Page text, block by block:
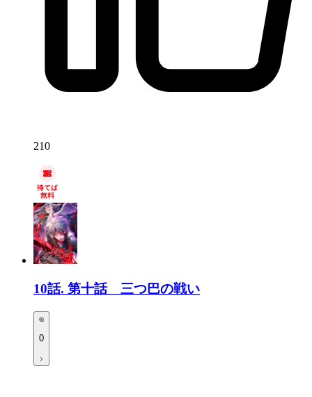
210
10話. 第十話 三つ巴の戦い
0